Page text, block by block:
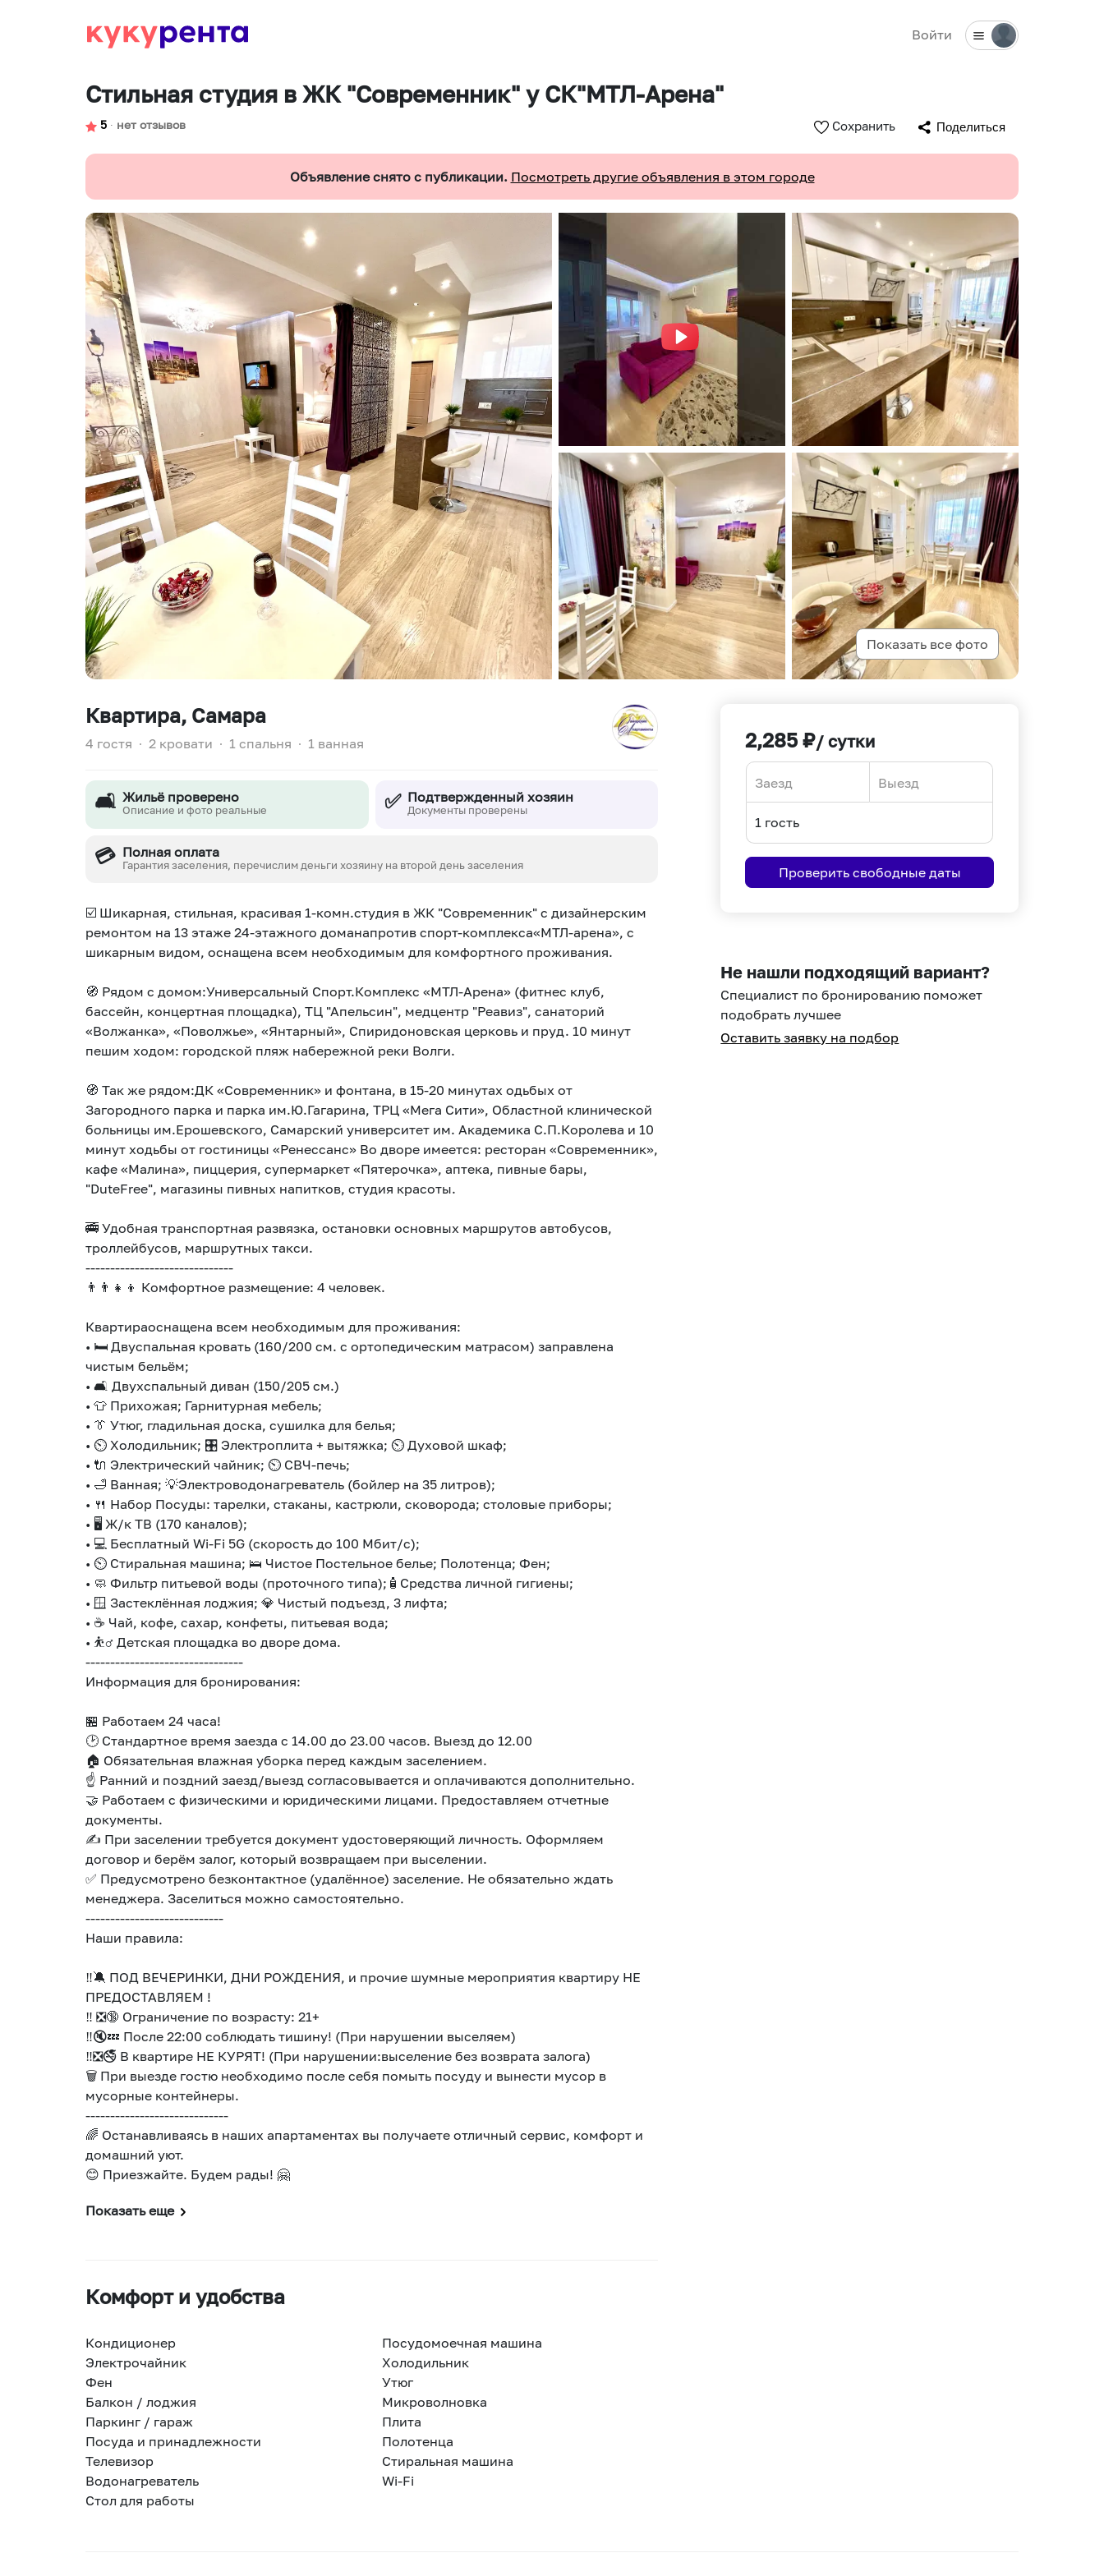
Войти
Стильная студия в ЖК "Современник" у СК"МТЛ-Арена"
5 ∙ нет отзывов Сохранить Поделиться
Объявление снято с публикации. Посмотреть другие объявления в этом городе
Показать все фото
Квартира, Самара
4 гостя ∙ 2 кровати ∙ 1 спальня ∙ 1 ванная
🛋️ Жильё проверено
Описание и фото реальные ✅ Подтвержденный хозяин
Документы проверены
💳 Полная оплата
Гарантия заселения, перечислим деньги хозяину на второй день заселения
☑️ Шикарная, стильная, красивая 1-комн.студия в ЖК "Современник" с дизайнерским
ремонтом нa 13 этаже 24-этажного доманапротив спорт-комплекса«МТЛ-арена», c
шикарным видом, ocнaщeнa всем необходимым для комфopтнoгo проживания.
🧭 Рядом с домом:Универсальный Спорт.Комплекс «MТЛ-Арена» (фитнес клуб,
бассейн, концертная площадка), ТЦ "Апельсин", медцентр "Реавиз", санаторий
«Волжанка», «Поволжье», «Янтарный», Спиридоновская церковь и пруд. 10 минут
пешим ходом: городской пляж набережной реки Волги.
🧭 Так же рядом:ДК «Современник» и фонтана, в 15-20 минутах одьбых от
Загородного парка и парка им.Ю.Гагарина, ТРЦ «Мега Сити», Областной клинической
больницы им.Ерошевского, Самарский университет им. Академика С.П.Королева и 10
минут ходьбы от гостиницы «Ренессанс» Во дворе имеется: ресторан «Современник»,
кафе «Малина», пиццерия, супермаркет «Пятерочка», аптека, пивные бары,
"DutеFrее", магазины пивных напитков, студия красоты.
🚎 Удобная транспортная развязка, остановки основных маршрутов автобусов,
троллейбусов, маршрутных такси.
------------------------------
👨‍👨‍👧‍👦 Комфортное размещение: 4 человек.
Квартираоснащена всем необходимым для проживания:
• 🛏 Двуспальная кровать (160/200 см. с ортопедическим матрасом) заправлена
чистым бельём;
• 🛋 Двухспальный диван (150/205 см.)
• 👕 Прихожая; Гарнитурная мебель;
• 👔 Утюг, гладильная доска, сушилка для белья;
• ⏲ Холодильник; 🎛 Электроплита + вытяжка; ⏲ Духовой шкаф;
• 🔌 Электрический чайник; ⏲ СВЧ-печь;
• 🛁 Ванная; 💡Электроводонагреватель (бойлер на 35 литров);
• 🍴 Набор Посуды: тарелки, стаканы, кастрюли, сковорода; столовые приборы;
• 🖥 Ж/к ТВ (170 каналов);
• 💻 Бесплатный Wi-Fi 5G (скорость до 100 Мбит/с);
• ⏲ Стиральная машина; 🛌 Чистое Постельное белье; Полотенца; Фен;
• 🧼 Фильтр питьевой воды (проточного типа);🧴Средства личной гигиены;
• 🪟 Застеклённая лоджия; 💎 Чистый подъезд, 3 лифта;
• ☕️ Чай, кофе, сахар, конфеты, питьевая вода;
• ⛹️‍♂️ Детская площадка во дворе дома.
--------------------------------
Информация для бронирования:
🏪 Работаем 24 часа!
🕑 Стандартное время заезда с 14.00 до 23.00 часов. Выезд до 12.00
🏠 Обязательная влажная уборка перед каждым заселением.
☝️ Ранний и поздний заезд/выезд согласовывается и оплачиваются дополнительно.
🤝 Работаем с физическими и юридическими лицами. Предоставляем отчетные
документы.
✍️ При заселении требуется документ удостоверяющий личность. Оформляем
договор и берём залог, который возвращаем при выселении.
✅ Предусмотрено безконтактное (удалённое) заселение. Не обязательно ждать
менеджера. Заселиться можно самостоятельно.
----------------------------
Наши правила:
‼️🔕 ПОД ВЕЧЕРИНКИ, ДНИ РОЖДЕНИЯ, и прочие шумные мероприятия квартиру НЕ
ПРЕДОСТАВЛЯЕМ !
‼️ ❎🔞 Ограничение по возрасту: 21+
‼️🔇💤 После 22:00 соблюдать тишину! (При нарушении выселяем)
‼️❎🚭 В квартире НЕ КУРЯТ! (При нарушении:выселение без возврата залога)
🗑️ При выезде гостю необходимо после себя помыть посуду и вынести мусор в
мусорные контейнеры.
-----------------------------
🌈 Останавливаясь в наших апартаментах вы получаете отличный сервис, комфорт и
домашний уют.
😊 Приезжайте. Будем рады! 🤗
Показать еще
Комфорт и удобства
Кондиционер
Посудомоечная машина
Электрочайник
Холодильник
Фен
Утюг
Балкон / лоджия
Микроволновка
Паркинг / гараж
Плита
Посуда и принадлежности
Полотенца
Телевизор
Стиральная машина
Водонагреватель
Wi-Fi
Стол для работы
2,285 ₽/ сутки
forward
interact
with
select
a
date.
the
interact
with
select
a
the
Проверить свободные даты
Не нашли подходящий вариант?
Специалист по бронированию поможет
подобрать лучшее
Оставить заявку на подбор